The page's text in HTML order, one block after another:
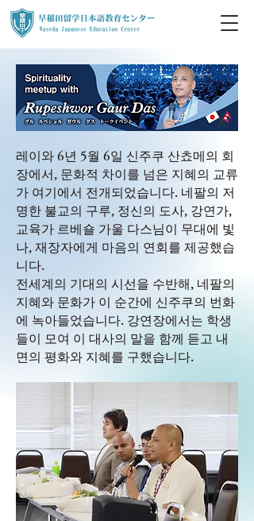
레이와 6년 5월 6일 신주쿠 산쵸메의 회
장에서, 문화적 차이를 넘은 지혜의 교류
가 여기에서 전개되었습니다. 네팔의 저
명한 불교의 구루, 정신의 도사, 강연가,
교육가 르베숄 가울 다스님이 무대에 빛
나, 재장자에게 마음의 연회를 제공했습
니다.
전세계의 기대의 시선을 수반해, 네팔의
지혜와 문화가 이 순간에 신주쿠의 번화
에 녹아들었습니다. 강연장에서는 학생
들이 모여 이 대사의 말을 함께 듣고 내
면의 평화와 지혜를 구했습니다.